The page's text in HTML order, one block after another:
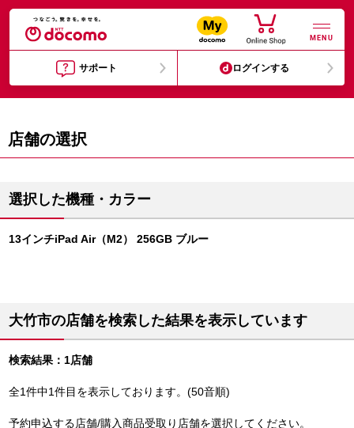
MENU
サポート ログインする
店舗の選択
選択した機種・カラー
13インチiPad Air（M2） 256GB ブルー
大竹市の店舗を検索した結果を表示しています
検索結果：1店舗
全1件中1件目を表示しております。(50音順)
予約申込する店舗/購入商品受取り店舗を選択してください。